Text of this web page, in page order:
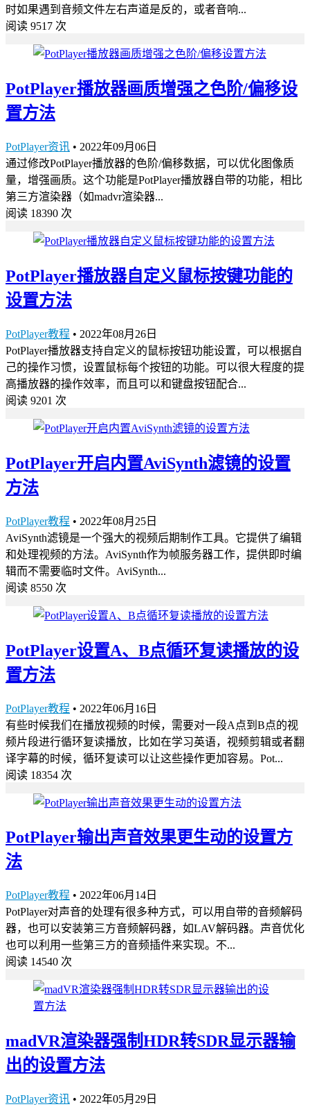
时如果遇到音频文件左右声道是反的，或者音响...
阅读 9517 次
PotPlayer播放器画质增强之色阶/偏移设
置方法
PotPlayer资讯 • 2022年09月06日
通过修改PotPlayer播放器的色阶/偏移数据，可以优化图像质
量，增强画质。这个功能是PotPlayer播放器自带的功能，相比
第三方渲染器（如madvr渲染器...
阅读 18390 次
PotPlayer播放器自定义鼠标按键功能的
设置方法
PotPlayer教程 • 2022年08月26日
PotPlayer播放器支持自定义的鼠标按钮功能设置，可以根据自
己的操作习惯，设置鼠标每个按钮的功能。可以很大程度的提
高播放器的操作效率，而且可以和键盘按钮配合...
阅读 9201 次
PotPlayer开启内置AviSynth滤镜的设置
方法
PotPlayer教程 • 2022年08月25日
AviSynth滤镜是一个强大的视频后期制作工具。它提供了编辑
和处理视频的方法。AviSynth作为帧服务器工作，提供即时编
辑而不需要临时文件。AviSynth...
阅读 8550 次
PotPlayer设置A、B点循环复读播放的设
置方法
PotPlayer教程 • 2022年06月16日
有些时候我们在播放视频的时候，需要对一段A点到B点的视
频片段进行循环复读播放，比如在学习英语，视频剪辑或者翻
译字幕的时候，循环复读可以让这些操作更加容易。Pot...
阅读 18354 次
PotPlayer输出声音效果更生动的设置方
法
PotPlayer教程 • 2022年06月14日
PotPlayer对声音的处理有很多种方式，可以用自带的音频解码
器，也可以安装第三方音频解码器，如LAV解码器。声音优化
也可以利用一些第三方的音频插件来实现。不...
阅读 14540 次
madVR渲染器强制HDR转SDR显示器输
出的设置方法
PotPlayer资讯 • 2022年05月29日